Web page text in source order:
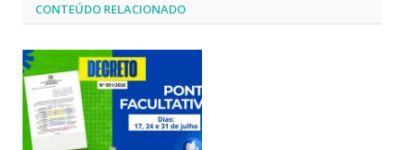
CONTEÚDO RELACIONADO